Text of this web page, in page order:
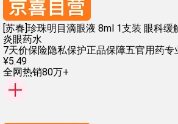
[苏春]珍珠明目滴眼液 8ml 1支装 眼科缓
炎眼药水
7天价保险隐私保护正品保障五官用药专
¥5.49
全网热销80万+